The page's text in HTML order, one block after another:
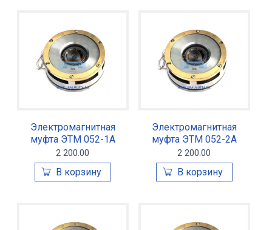
Электромагнитная
муфта ЭТМ 052-1А
2 200.00
Электромагнитная
муфта ЭТМ 052-2А
2 200.00